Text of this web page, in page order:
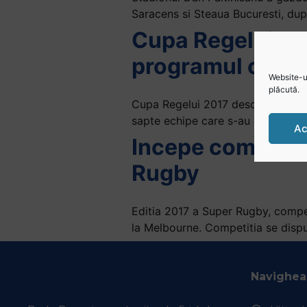
Website-
plăcută.
Saracens si Steaua Bucuresti,
Cupa Regelui
programul
Cupa Regelui 2017 deschide
sapte echipe care s-au inscris
Incepe
Rugby
Editia 2017 a Super Rugby,
la Melbourne. Competitia se